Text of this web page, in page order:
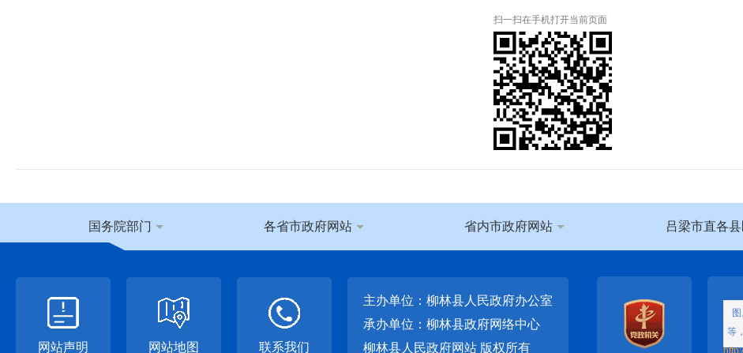
扫一扫在手机打开当前页面
国务院部门 各省市政府网站 省内市政府网站 吕梁市直各
网站声明 网站地图 联系我们
主办单位：柳林县人民政府办公室
承办单位：柳林县政府网络中心
柳林县人民政府网站 版权所有